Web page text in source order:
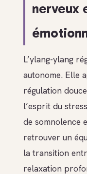
nerveux
L’ylang-ylang
autonome. Elle
régulation
l’esprit du
de somnolence
retrouver un
la transition
relaxation